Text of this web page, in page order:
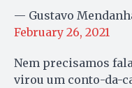
— Gustavo
February 26, 2021
Nem precisamos
virou um conto-da-